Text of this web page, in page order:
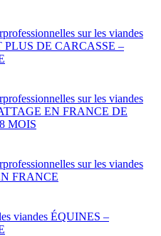
sur les viandes
DE CARCASSE –
sur les viandes
EN FRANCE DE
MOIS
sur les viandes
FRANCE
viandes ÉQUINES –